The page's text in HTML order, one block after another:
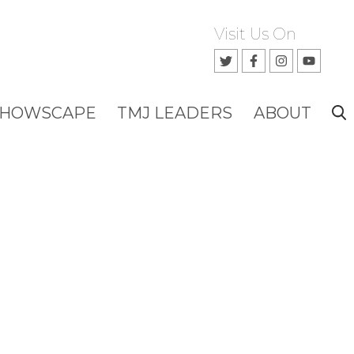
Visit Us On
TMJ LEADERS ABOUT